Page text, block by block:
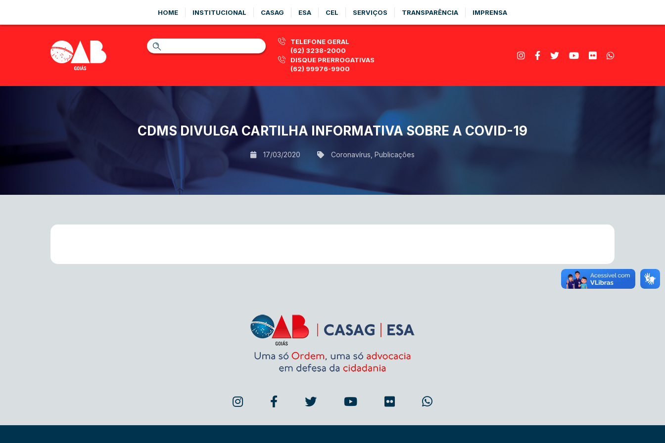
HOME INSTITUCIONAL CASAG ESA CEL SERVIÇOS TRANSPARÊNCIA IMPRENSA
TELEFONE GERAL
(62) 3238-2000
DISQUE PRERROGATIVAS
(62) 99976-9900
CDMS DIVULGA CARTILHA INFORMATIVA SOBRE A COVID-19
17/03/2020 Coronavírus Publicações